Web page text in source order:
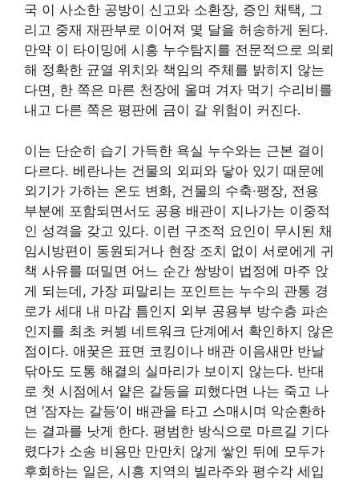
국 이 사소한 공방이 신고와 소환장, 증인 채택, 그
리고 중재 재판부로 이어져 몇 달을 허송하게 된다.
만약 이 타이밍에 시흥 누수탐지를 전문적으로 의뢰
해 정확한 균열 위치와 책임의 주체를 밝히지 않는
다면, 한 쪽은 마른 천장에 울며 겨자 먹기 수리비를
내고 다른 쪽은 평판에 금이 갈 위험이 커진다.
이는 단순히 습기 가득한 욕실 누수와는 근본 결이
다르다. 베란나는 건물의 외피와 닿아 있기 때문에
외기가 가하는 온도 변화, 건물의 수축·팽장, 전용
부분에 포함되면서도 공용 배관이 지나가는 이중적
인 성격을 갖고 있다. 이런 구조적 요인이 무시된 채
임시방편이 동원되거나 현장 조치 없이 서로에게 귀
책 사유를 떠밀면 어느 순간 쌍방이 법정에 마주 앉
게 되는데, 가장 피말리는 포인트는 누수의 관통 경
로가 세대 내 마감 틈인지 외부 공용부 방수층 파손
인지를 최초 커뷩 네트워크 단계에서 확인하지 않은
점이다. 애꿎은 표면 코킹이나 배관 이음새만 반날
닦아도 도통 해결의 실마리가 보이지 않는다. 반대
로 첫 시점에서 얕은 갈등을 피했다면 나는 죽고 나
면 ‘잠자는 갈등’이 배관을 타고 스매시며 악순환하
는 결과를 낫게 한다. 평범한 방식으로 마르길 기다
렸다가 소송 비용만 만만치 않게 쌓인 뒤에 모두가
후회하는 일은, 시흥 지역의 빌라주와 평수각 세입